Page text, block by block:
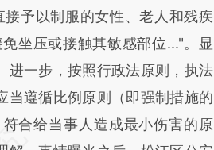
予以制服的女性、老人和残疾
坐压或接触其敏感部位..."。显
进一步，按照行政法原则，执法
当遵循比例原则（即强制措施的
合给当事人造成最小伤害的原